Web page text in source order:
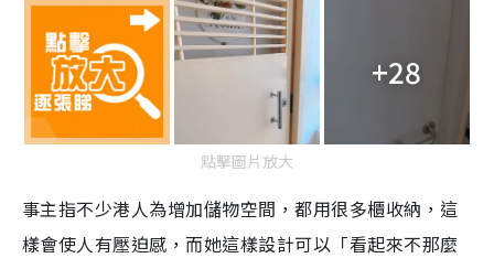
+28
點擊圖片放大
事主指不少港人為增加儲物空間，都用很多櫃收納，這
樣會使人有壓迫感，而她這樣設計可以「看起來不那麼